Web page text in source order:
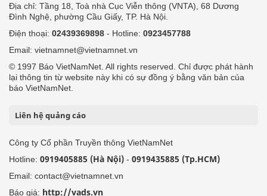
Địa chỉ: Tầng 18, Toà nhà Cục Viễn thông (VNTA), 68 Dương
Đình Nghệ, phường Cầu Giấy, TP. Hà Nội.
Điện thoại: 02439369898 - Hotline: 0923457788
Email: vietnamnet@vietnamnet.vn
© 1997 Báo VietNamNet. All rights reserved. Chỉ được phát hành
lại thông tin từ website này khi có sự đồng ý bằng văn bản của
báo VietNamNet.
Liên hệ quảng cáo
Công ty Cổ phần Truyền thông VietNamNet
Hotline: 0919405885 (Hà Nội) - 0919435885 (Tp.HCM)
Email: contact@vietnamnet.vn
Báo giá: http://vads.vn